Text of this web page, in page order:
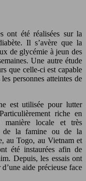
ont été réalisées sur la
Il s’avère que la
de glycémie à jeun des
Une autre étude
que celle-ci est capable
personnes atteintes de
est utilisée pour lutter
riche en
manière locale et très
de la famine ou de la
au Togo, au Vietnam et
été instaurées afin de
Depuis, les essais ont
aide précieuse face